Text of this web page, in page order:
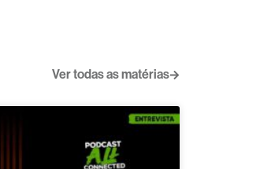
Ver todas as matérias